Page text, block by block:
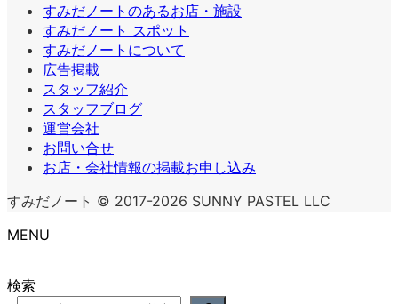
すみだノートのあるお店・施設
すみだノート スポット
すみだノートについて
広告掲載
スタッフ紹介
スタッフブログ
運営会社
お問い合せ
お店・会社情報の掲載お申し込み
すみだノート © 2017-2026 SUNNY PASTEL LLC
MENU
検索